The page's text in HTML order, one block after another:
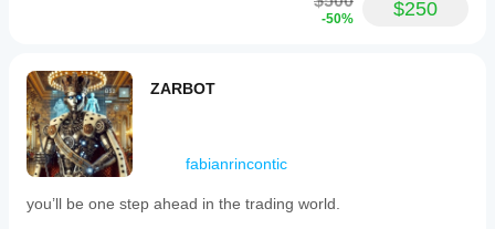
-50% $250
ZARBOT
fabianrincontic
you’ll be one step ahead in the trading world.